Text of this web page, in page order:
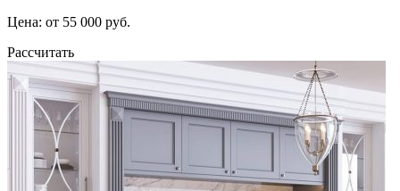
Цена: от 55 000 руб.
Рассчитать